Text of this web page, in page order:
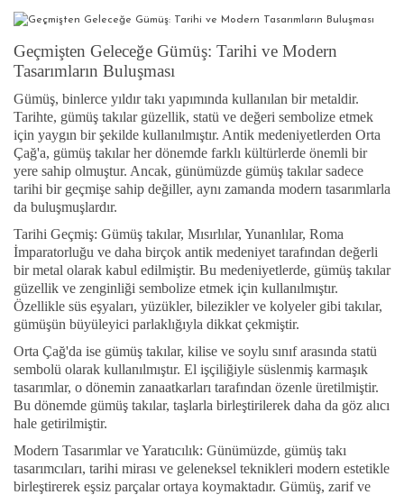
Geçmişten Geleceğe Gümüş: Tarihi ve Modern
Tasarımların Buluşması
Gümüş, binlerce yıldır takı yapımında kullanılan bir metaldir.
Tarihte, gümüş takılar güzellik, statü ve değeri sembolize etmek
için yaygın bir şekilde kullanılmıştır. Antik medeniyetlerden Orta
Çağ'a, gümüş takılar her dönemde farklı kültürlerde önemli bir
yere sahip olmuştur. Ancak, günümüzde gümüş takılar sadece
tarihi bir geçmişe sahip değiller, aynı zamanda modern tasarımlarla
da buluşmuşlardır.
Tarihi Geçmiş: Gümüş takılar, Mısırlılar, Yunanlılar, Roma
İmparatorluğu ve daha birçok antik medeniyet tarafından değerli
bir metal olarak kabul edilmiştir. Bu medeniyetlerde, gümüş takılar
güzellik ve zenginliği sembolize etmek için kullanılmıştır.
Özellikle süs eşyaları, yüzükler, bilezikler ve kolyeler gibi takılar,
gümüşün büyüleyici parlaklığıyla dikkat çekmiştir.
Orta Çağ'da ise gümüş takılar, kilise ve soylu sınıf arasında statü
sembolü olarak kullanılmıştır. El işçiliğiyle süslenmiş karmaşık
tasarımlar, o dönemin zanaatkarları tarafından özenle üretilmiştir.
Bu dönemde gümüş takılar, taşlarla birleştirilerek daha da göz alıcı
hale getirilmiştir.
Modern Tasarımlar ve Yaratıcılık: Günümüzde, gümüş takı
tasarımcıları, tarihi mirası ve geleneksel teknikleri modern estetikle
birleştirerek eşsiz parçalar ortaya koymaktadır. Gümüş, zarif ve